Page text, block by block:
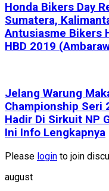
Honda Bikers Day
Sumatera,
Antusiasme Bikers
HBD 2019
Jelang Warung
Championship Seri
Hadir Di Sirkuit NP
Ini Info Lengkapnya
Please login to join
august